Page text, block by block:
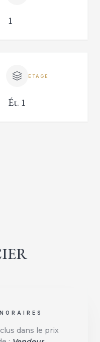
1
ÉTAGE
Ét. 1
dans le prix